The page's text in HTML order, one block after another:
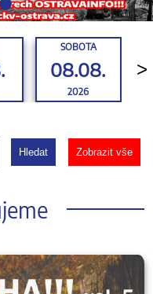
SOBOTA
08.08.
2026
>
Hledat Zobrazit vše